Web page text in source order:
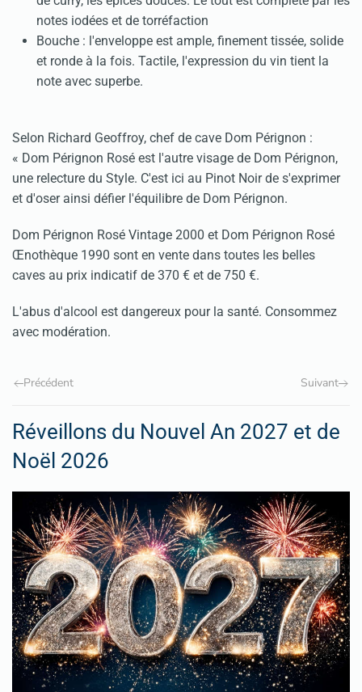
notes iodées et de torréfaction
Bouche : l'enveloppe est ample, finement tissée, solide
et ronde à la fois. Tactile, l'expression du vin tient la
note avec superbe.
Selon Richard Geoffroy, chef de cave Dom Pérignon :
« Dom Pérignon Rosé est l'autre visage de Dom Pérignon,
une relecture du Style. C'est ici au Pinot Noir de s'exprimer
et d'oser ainsi défier l'équilibre de Dom Pérignon.
Dom Pérignon Rosé Vintage 2000 et Dom Pérignon Rosé
Œnothèque 1990 sont en vente dans toutes les belles
caves au prix indicatif de 370 € et de 750 €.
L'abus d'alcool est dangereux pour la santé. Consommez
avec modération.
Précédent Suivant
Réveillons du Nouvel An 2027 et de
Noël 2026